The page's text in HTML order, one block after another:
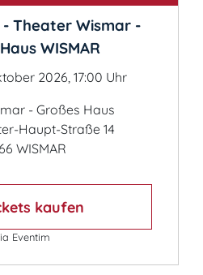
- Theater Wismar -
WISMAR
2026, 17:00 Uhr
- Großes Haus
Haupt-Straße 14
WISMAR
kaufen
Eventim